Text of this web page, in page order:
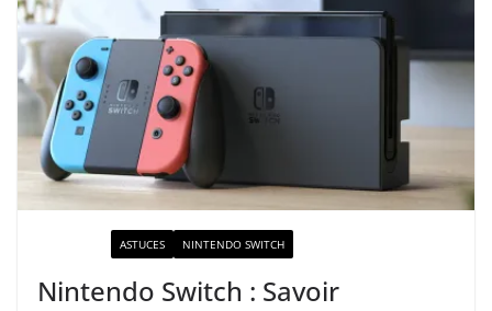
ASTUCES NINTENDO SWITCH
Nintendo Switch : Savoir